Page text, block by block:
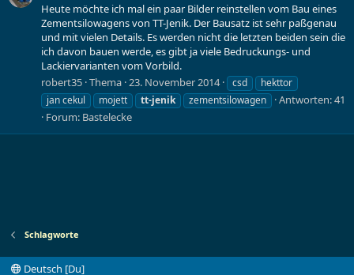
Heute möchte ich mal ein paar Bilder reinstellen vom Bau eines
Zementsilowagens von TT-Jenik. Der Bausatz ist sehr paßgenau
und mit vielen Details. Es werden nicht die letzten beiden sein die
ich davon bauen werde, es gibt ja viele Bedruckungs- und
Lackiervarianten vom Vorbild.
robert35 Thema 23. November 2014 csd
hekttor
jan cekul
mojett tt-jenik zementsilowagen
Antworten: 41
Forum: Bastelecke
Schlagworte
Deutsch [Du]